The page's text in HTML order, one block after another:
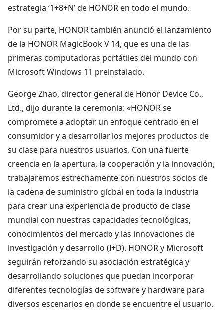
estrategia ‘1+8+N’ de HONOR en todo el mundo.
Por su parte, HONOR también anunció el lanzamiento
de la HONOR MagicBook V 14, que es una de las
primeras computadoras portátiles del mundo con
Microsoft Windows 11 preinstalado.
George Zhao, director general de Honor Device Co.,
Ltd., dijo durante la ceremonia: «HONOR se
compromete a adoptar un enfoque centrado en el
consumidor y a desarrollar los mejores productos de
su clase para nuestros usuarios. Con una fuerte
creencia en la apertura, la cooperación y la innovación,
trabajaremos estrechamente con nuestros socios de
la cadena de suministro global en toda la industria
para crear una experiencia de producto de clase
mundial con nuestras capacidades tecnológicas,
conocimientos del mercado y las innovaciones de
investigación y desarrollo (I+D). HONOR y Microsoft
seguirán reforzando su asociación estratégica y
desarrollando soluciones que puedan incorporar
diferentes tecnologías de software y hardware para
diversos escenarios en donde se encuentre el usuario.